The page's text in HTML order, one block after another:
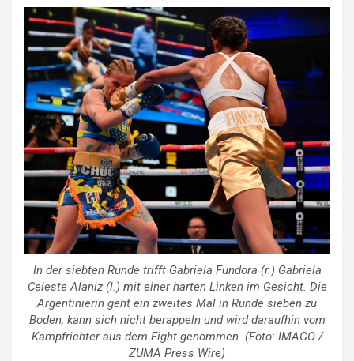
In der siebten Runde trifft Gabriela Fundora (r.) Gabriela
Celeste Alaniz (l.) mit einer harten Linken im Gesicht. Die
Argentinierin geht ein zweites Mal in Runde sieben zu
Boden, kann sich nicht berappeln und wird daraufhin vom
Kampfrichter aus dem Fight genommen. (Foto: IMAGO /
ZUMA Press Wire)